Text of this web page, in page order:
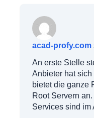
acad-profy.com
An erste Stelle
Anbieter hat
bietet die ganze
Root Servern
Services sind im